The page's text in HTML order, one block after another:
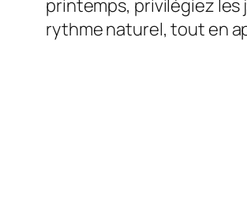
printemps, privilégiez
rythme naturel, tout en